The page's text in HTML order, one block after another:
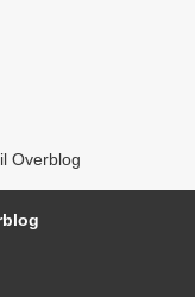
Overblog